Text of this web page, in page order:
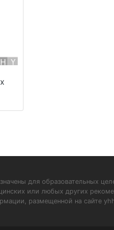
для образовательных
или любых других
размещенной на сайте